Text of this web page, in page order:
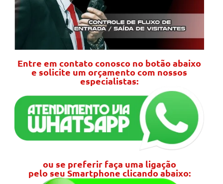
Entre em contato conosco no botão abaixo
e solicite um orçamento com nossos
especialistas:
ou se preferir faça uma ligação
pelo seu Smartphone clicando abaixo: